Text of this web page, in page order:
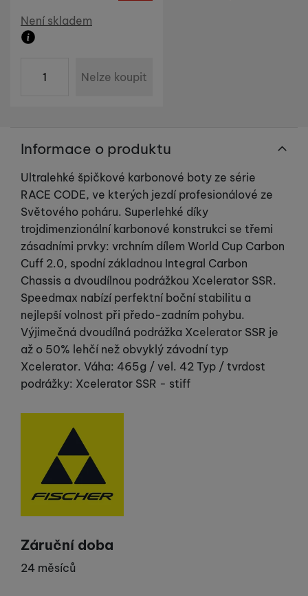
Tyto cookies nám umožňují měření výkonu našeho webu i
našich reklamních kampaní. Jejich pomocí určujeme počet
získaná pomocí těchto cookies zpracováváme souhrnně a
Marketingové
Marketingové
Povoleno
na našich stránkách, tak na stránkách třetích stran.
Dostupnost
Není skladem
Nelze koupit
Informace o produktu
Ultralehké špičkové karbonové boty ze série
RACE CODE, ve kterých jezdí profesionálové ze
Světového poháru. Superlehké díky
trojdimenzionální karbonové konstrukci se třemi
zásadními prvky: vrchním dílem World Cup Carbon
Cuff 2.0, spodní základnou Integral Carbon
Chassis a dvoudílnou podrážkou Xcelerator SSR.
Speedmax nabízí perfektní boční stabilitu a
nejlepší volnost při předo-zadním pohybu.
Výjimečná dvoudílná podrážka Xcelerator SSR je
až o 50% lehčí než obvyklý závodní typ
Xcelerator. Váha: 465g / vel. 42 Typ / tvrdost
podrážky: Xcelerator SSR - stiff
Záruční doba
24 měsíců